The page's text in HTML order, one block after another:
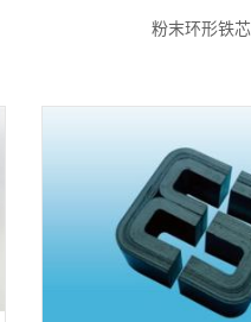
粉末环形铁芯